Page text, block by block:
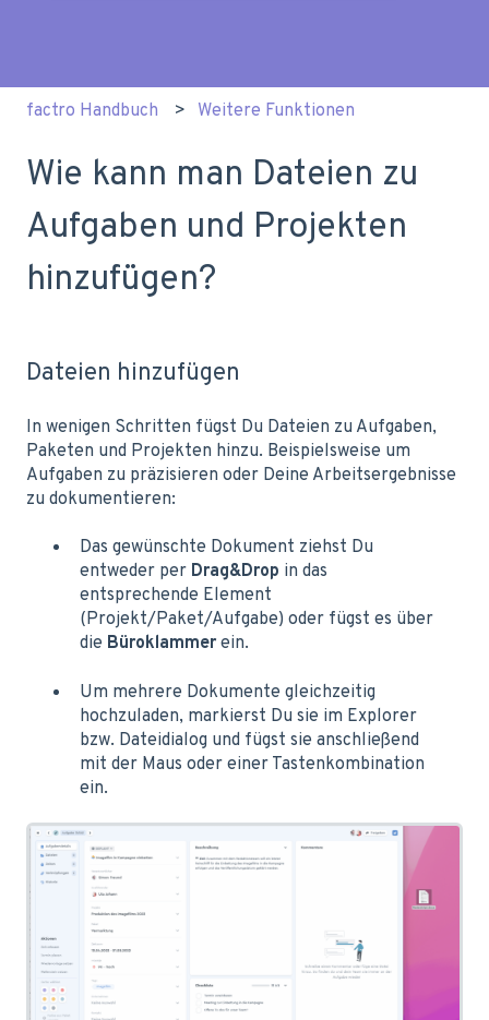
factro Handbuch Weitere Funktionen
Wie kann man Dateien zu
Aufgaben und Projekten
hinzufügen?
Dateien hinzufügen
In wenigen Schritten fügst Du Dateien zu Aufgaben,
Paketen und Projekten hinzu. Beispielsweise um
Aufgaben zu präzisieren oder Deine Arbeitsergebnisse
zu dokumentieren:
Das gewünschte Dokument ziehst Du
entweder per Drag&Drop in das
entsprechende Element
(Projekt/Paket/Aufgabe) oder fügst es über
die Büroklammer ein.
Um mehrere Dokumente gleichzeitig
hochzuladen, markierst Du sie im Explorer
bzw. Dateidialog und fügst sie anschließend
mit der Maus oder einer Tastenkombination
ein.